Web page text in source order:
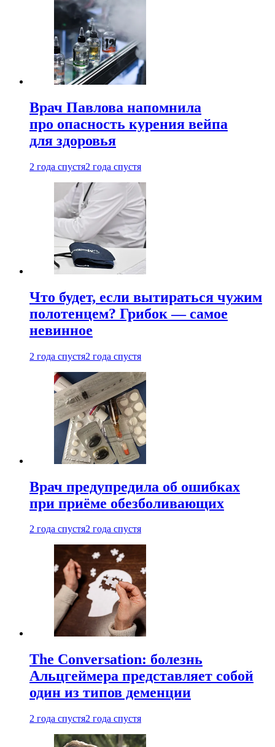
Врач Павлова напомнила
про опасность курения вейпа
для здоровья
2 года спустя2 года спустя
Что будет, если вытираться чужим
полотенцем? Грибок — самое
невинное
2 года спустя2 года спустя
Врач предупредила об ошибках
при приëме обезболивающих
2 года спустя2 года спустя
The Conversation: болезнь
Альцгеймера представляет собой
один из типов деменции
2 года спустя2 года спустя